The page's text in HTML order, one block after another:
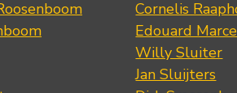
Cornelis
Edouard
Willy Sluiter
Jan Sluijters